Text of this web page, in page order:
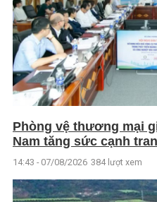
Phòng vệ thương mại
Nam tăng sức cạnh
14:43 - 07/08/2026 384 lượt xem